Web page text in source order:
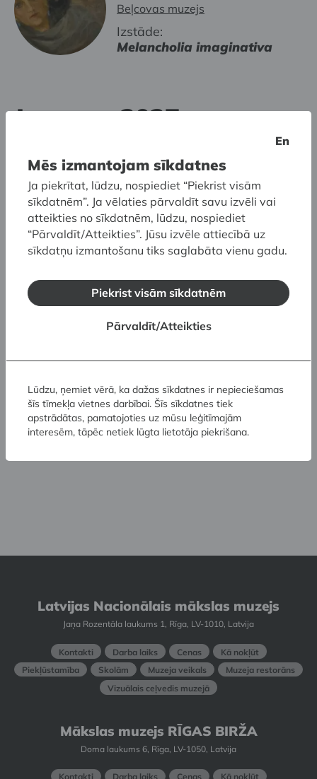
Beļcovas muzejs
Izstāde:
Melancholia imaginativa
January 2027
03.03.2026. - 27.02.2027.
Romana Sutas un Aleksandras
Beļcovas muzejs
Izstāde:
Melancholia imaginativa
February 2027
Romana Sutas un Aleksandras
Beļcovas muzejs
Izstāde:
Latvijas Nacionālais mākslas muzejs
Jaņa Rozentāla laukums 1, Rīga, LV-1010, Latvija
Kontakti Darba laiks Cenas
Kā nokļūt
Piekļūstamība
Skolām Muzeja veikals
Muzeja restorāns
Vizuālais ceļvedis muzejā
Mākslas muzejs RĪGAS BIRŽA
Doma laukums 6, Rīga, LV-1050, Latvija
Kontakti Darba laiks Cenas
Kā nokļūt
En
Mēs izmantojam sīkdatnes
Ja piekrītat, lūdzu, nospiediet “Piekrist visām
sīkdatnēm”. Ja vēlaties pārvaldīt savu izvēli vai
atteikties no sīkdatnēm, lūdzu, nospiediet
“Pārvaldīt/Atteikties”. Jūsu izvēle attiecībā uz
sīkdatņu izmantošanu tiks saglabāta vienu gadu.
Piekrist visām sīkdatnēm
Pārvaldīt/Atteikties
Lūdzu, ņemiet vērā, ka dažas sīkdatnes ir nepieciešamas
šīs tīmekļa vietnes darbībai. Šīs sīkdatnes tiek
apstrādātas, pamatojoties uz mūsu leģitīmajām
interesēm, tāpēc netiek lūgta lietotāja piekrišana.